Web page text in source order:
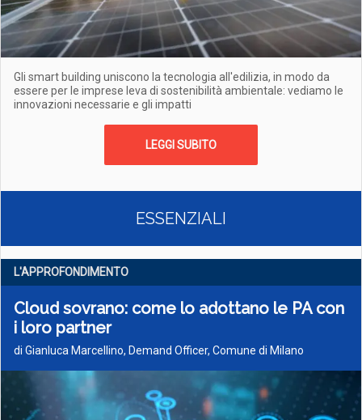
Gli smart building uniscono la tecnologia all'edilizia, in modo da
essere per le imprese leva di sostenibilità ambientale: vediamo le
innovazioni necessarie e gli impatti
LEGGI SUBITO
ESSENZIALI
L'APPROFONDIMENTO
Cloud sovrano: come lo adottano le PA con
i loro partner
di Gianluca Marcellino, Demand Officer, Comune di Milano